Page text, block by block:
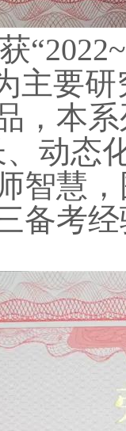
主要
，本
动态
智慧
备考